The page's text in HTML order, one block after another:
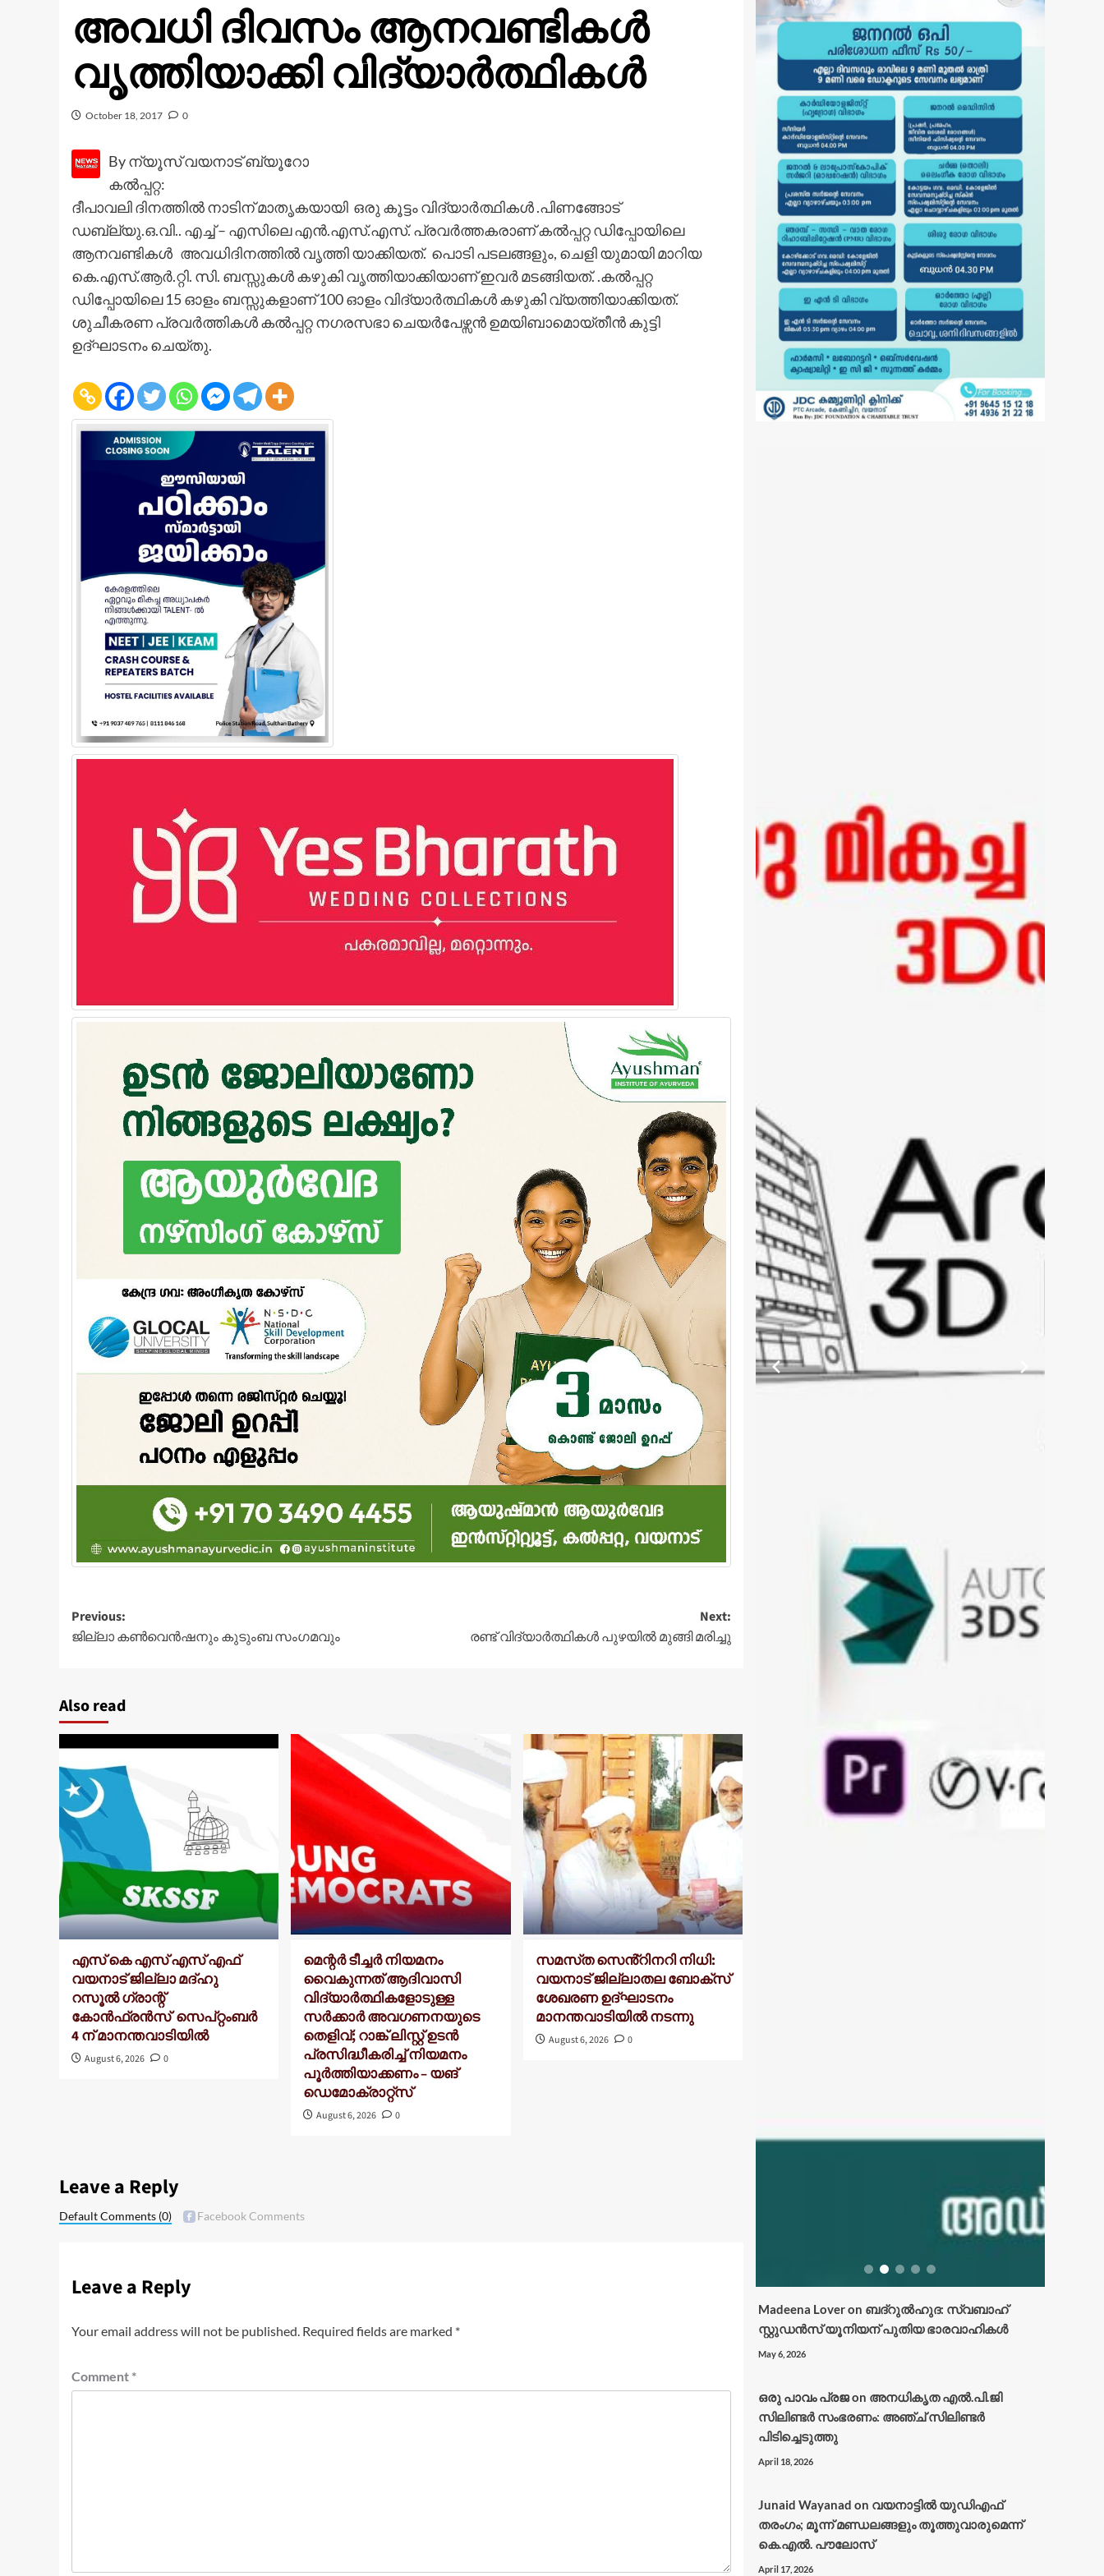
അവധി ദിവസം ആനവണ്ടികൾ
വൃത്തിയാക്കി വിദ്യാർത്ഥികൾ
October 18, 2017 0
By ന്യൂസ് വയനാട് ബ്യൂറോ
കൽപ്പറ്റ:
ദീപാവലി ദിനത്തിൽ നാടിന് മാതൃകയായി ഒരു കൂട്ടം വിദ്യാർത്ഥികൾ .പിണങ്ങോട്
ഡബ്ല്യു.ഒ.വി.. എച്ച് – എസിലെ എൻ.എസ്.എസ്. പ്രവർത്തകരാണ് കൽപ്പറ്റ ഡിപ്പോയിലെ
ആനവണ്ടികൾ അവധിദിനത്തിൽ വൃത്തി യാക്കിയത്. പൊടി പടലങ്ങളും, ചെളി യുമായി മാറിയ
കെ.എസ്.ആർ.റ്റി. സി. ബസ്സുകൾ കഴുകി വൃത്തിയാക്കിയാണ് ഇവർ മടങ്ങിയത്. .കൽപ്പറ്റ
ഡിപ്പോയിലെ 15 ഓളം ബസ്സുകളാണ് 100 ഓളം വിദ്യാർത്ഥികൾ കഴുകി വ്യത്തിയാക്കിയത്.
ശുചീകരണ പ്രവർത്തികൾ കൽപ്പറ്റ നഗരസഭാ ചെയർപേഴ്സൻ ഉമയിബാമൊയ്തീൻ കുട്ടി
ഉദ്ഘാടനം ചെയ്തു.
Post
navigation
Previous:
ജില്ലാ കണ്‍വെന്‍ഷനും കുടുംബ സംഗമവും
Next:
രണ്ട് വിദ്യാർത്ഥികൾ പുഴയിൽ മുങ്ങി മരിച്ചു
Also read
എസ് കെ എസ് എസ് എഫ്
വയനാട് ജില്ലാ മദ്ഹു
റസൂൽ ഗ്രാന്റ്
കോൻഫ്രൻസ് സെപ്റ്റംബർ
4 ന് മാനന്തവാടിയിൽ
August 6, 2026 0
മെന്റർ ടീച്ചർ നിയമനം
വൈകുന്നത് ആദിവാസി
വിദ്യാർത്ഥികളോടുള്ള
സർക്കാർ അവഗണനയുടെ
തെളിവ്; റാങ്ക് ലിസ്റ്റ് ഉടൻ
പ്രസിദ്ധീകരിച്ച് നിയമനം
പൂർത്തിയാക്കണം – യങ്
ഡെമോക്രാറ്റ്സ്
August 6, 2026 0
സമസ്‌ത സെൻ്റിനറി നിധി:
വയനാട് ജില്ലാതല ബോക്സ്
ശേഖരണ ഉദ്ഘാടനം
മാനന്തവാടിയിൽ നടന്നു
August 6, 2026 0
Leave a Reply
Default Comments (0) Facebook Comments
Leave a Reply
Your email address will not be published. Required fields are marked *
Comment *
Madeena Loveron ബദ്റുൽഹുദ: സ്വബാഹ്
സ്റ്റുഡൻസ് യൂനിയന് പുതിയ ഭാരവാഹികൾ
May 6, 2026
ഒരു പാവം പ്രജon അനധികൃത എൽ.പി.ജി
സിലിണ്ടർ സംഭരണം: അഞ്ച് സിലിണ്ടർ
പിടിച്ചെടുത്തു
April 18, 2026
Junaid Wayanad on വയനാട്ടില്‍ യുഡിഎഫ്
തരംഗം; മൂന്ന് മണ്ഡലങ്ങളും തൂത്തുവാരുമെന്ന്
കെ.എല്‍. പൗലോസ്
April 17, 2026